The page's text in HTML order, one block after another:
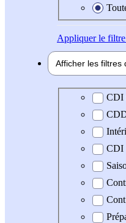
Appliquerle filtre
Afficher les filtres
Type de contrat
CDI
CDI